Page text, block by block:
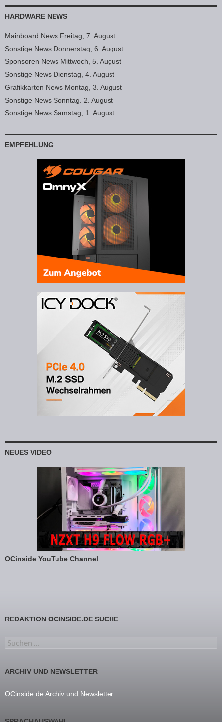
HARDWARE NEWS
Mainboard News Freitag, 7. August
Sonstige News Donnerstag, 6. August
Sponsoren News Mittwoch, 5. August
Sonstige News Dienstag, 4. August
Grafikkarten News Montag, 3. August
Sonstige News Sonntag, 2. August
Sonstige News Samstag, 1. August
EMPFEHLUNG
NEUES VIDEO
OCinside YouTube Channel
REDAKTION OCINSIDE.DE SUCHE
Suchen nach:
ARCHIV UND NEWSLETTER
OCinside.de Archiv und Newsletter